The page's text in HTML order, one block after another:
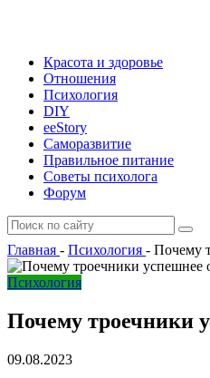
Красота и здоровье
Отношения
Психология
DIY
ееStory
Саморазвитие
Правильное питание
Советы психолога
Форум
Главная - Психология - Почему
Психология
Почему троечники
09.08.2023